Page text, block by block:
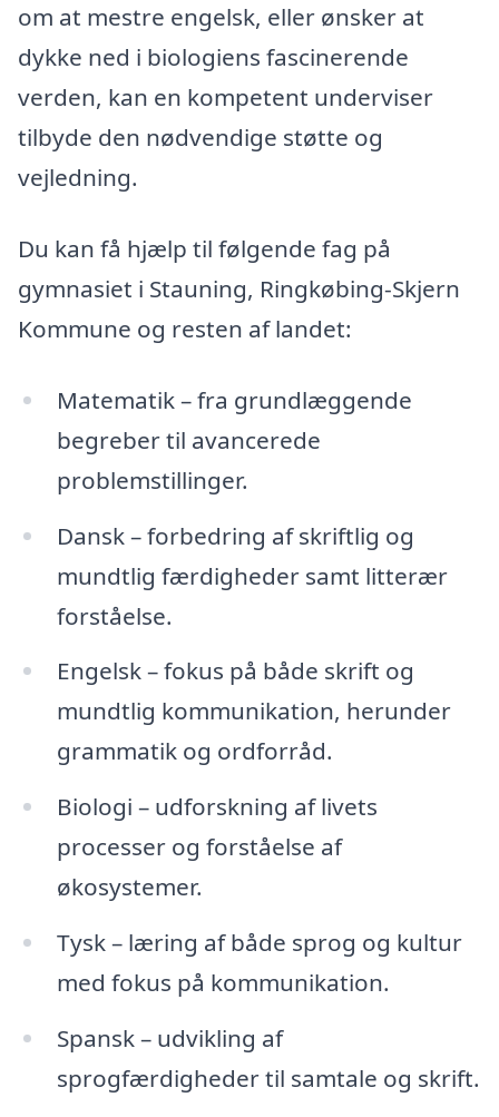
om at mestre engelsk, eller ønsker at
dykke ned i biologiens fascinerende
verden, kan en kompetent underviser
tilbyde den nødvendige støtte og
vejledning.
Du kan få hjælp til følgende fag på
gymnasiet i Stauning, Ringkøbing-Skjern
Kommune og resten af landet:
Matematik – fra grundlæggende
begreber til avancerede
problemstillinger.
Dansk – forbedring af skriftlig og
mundtlig færdigheder samt litterær
forståelse.
Engelsk – fokus på både skrift og
mundtlig kommunikation, herunder
grammatik og ordforråd.
Biologi – udforskning af livets
processer og forståelse af
økosystemer.
Tysk – læring af både sprog og kultur
med fokus på kommunikation.
Spansk – udvikling af
sprogfærdigheder til samtale og skrift.